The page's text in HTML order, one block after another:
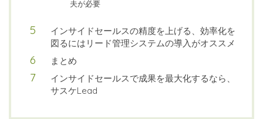
夫が必要
インサイドセールスの精度を上げる、効率化を
図るにはリード管理システムの導入がオススメ
まとめ
インサイドセールスで成果を最大化するなら、
サスケLead